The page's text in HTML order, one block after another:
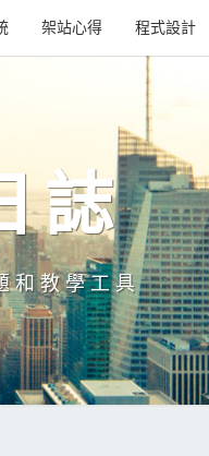
架站心得 程式設計
誌
和教學工具